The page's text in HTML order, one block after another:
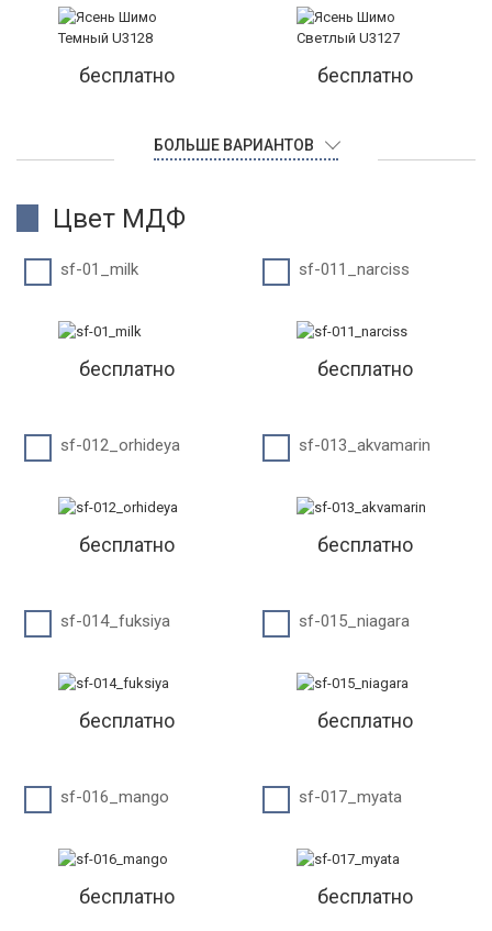
бесплатно бесплатно
БОЛЬШЕ ВАРИАНТОВ
Цвет МДФ
sf-01_milk
бесплатно
sf-011_narciss
бесплатно
sf-012_orhideya
бесплатно
sf-013_akvamarin
бесплатно
sf-014_fuksiya
бесплатно
sf-015_niagara
бесплатно
sf-016_mango
бесплатно
sf-017_myata
бесплатно